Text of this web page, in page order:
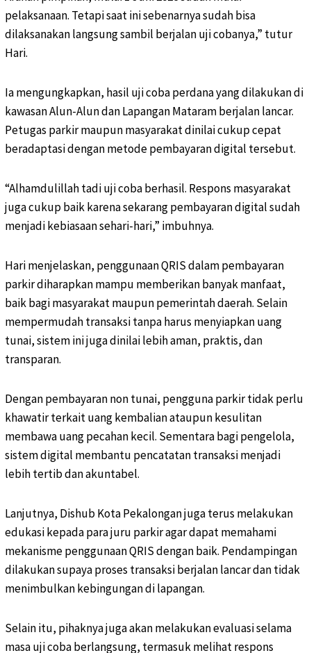
pelaksanaan. Tetapi saat ini sebenarnya sudah bisa
dilaksanakan langsung sambil berjalan uji cobanya,” tutur
Hari.
Ia mengungkapkan, hasil uji coba perdana yang dilakukan di
kawasan Alun-Alun dan Lapangan Mataram berjalan lancar.
Petugas parkir maupun masyarakat dinilai cukup cepat
beradaptasi dengan metode pembayaran digital tersebut.
“Alhamdulillah tadi uji coba berhasil. Respons masyarakat
juga cukup baik karena sekarang pembayaran digital sudah
menjadi kebiasaan sehari-hari,” imbuhnya.
Hari menjelaskan, penggunaan QRIS dalam pembayaran
parkir diharapkan mampu memberikan banyak manfaat,
baik bagi masyarakat maupun pemerintah daerah. Selain
mempermudah transaksi tanpa harus menyiapkan uang
tunai, sistem ini juga dinilai lebih aman, praktis, dan
transparan.
Dengan pembayaran non tunai, pengguna parkir tidak perlu
khawatir terkait uang kembalian ataupun kesulitan
membawa uang pecahan kecil. Sementara bagi pengelola,
sistem digital membantu pencatatan transaksi menjadi
lebih tertib dan akuntabel.
Lanjutnya, Dishub Kota Pekalongan juga terus melakukan
edukasi kepada para juru parkir agar dapat memahami
mekanisme penggunaan QRIS dengan baik. Pendampingan
dilakukan supaya proses transaksi berjalan lancar dan tidak
menimbulkan kebingungan di lapangan.
Selain itu, pihaknya juga akan melakukan evaluasi selama
masa uji coba berlangsung, termasuk melihat respons